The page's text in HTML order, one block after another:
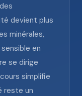
devient plus
minérales,
en
se dirige
simplifie
reste un